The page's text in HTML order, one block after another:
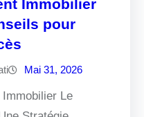
Immobilier
pour
Mai 31, 2026
Le